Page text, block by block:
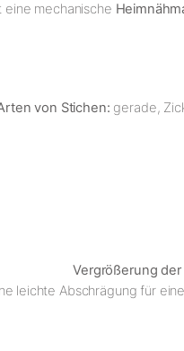
eine mechanische
von Stichen: gerade,
Vergrößerung
leichte Abschrägung für